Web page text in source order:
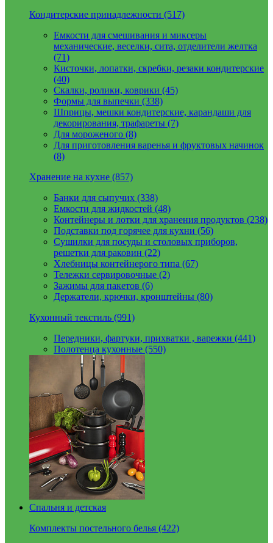
Кондитерские принадлежности (517)
Емкости для смешивания и миксеры
механические, веселки, сита, отделители желтка
(71)
Кисточки, лопатки, скребки, резаки кондитерские
(40)
Скалки, ролики, коврики (45)
Формы для выпечки (338)
Шприцы, мешки кондитерские, карандаши для
декорирования, трафареты (7)
Для мороженого (8)
Для приготовления варенья и фруктовых начинок
(8)
Хранение на кухне (857)
Банки для сыпучих (338)
Емкости для жидкостей (48)
Контейнеры и лотки для хранения продуктов (238)
Подставки под горячее для кухни (56)
Сушилки для посуды и столовых приборов,
решетки для раковин (22)
Хлебницы контейнерого типа (67)
Тележки сервировочные (2)
Зажимы для пакетов (6)
Держатели, крючки, кронштейны (80)
Кухонный текстиль (991)
Передники, фартуки, прихватки , варежки (441)
Полотенца кухонные (550)
Спальня и детская
Комплекты постельного белья (422)